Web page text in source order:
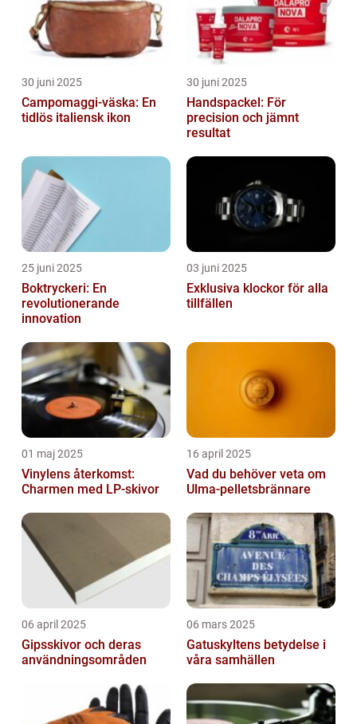
30 juni 2025
Campomaggi-väska: En
tidlös italiensk ikon
30 juni 2025
Handspackel: För
precision och jämnt
resultat
25 juni 2025
Boktryckeri: En
revolutionerande
innovation
03 juni 2025
Exklusiva klockor för alla
tillfällen
01 maj 2025
Vinylens återkomst:
Charmen med LP-skivor
16 april 2025
Vad du behöver veta om
Ulma-pelletsbrännare
06 april 2025
Gipsskivor och deras
användningsområden
06 mars 2025
Gatuskyltens betydelse i
våra samhällen